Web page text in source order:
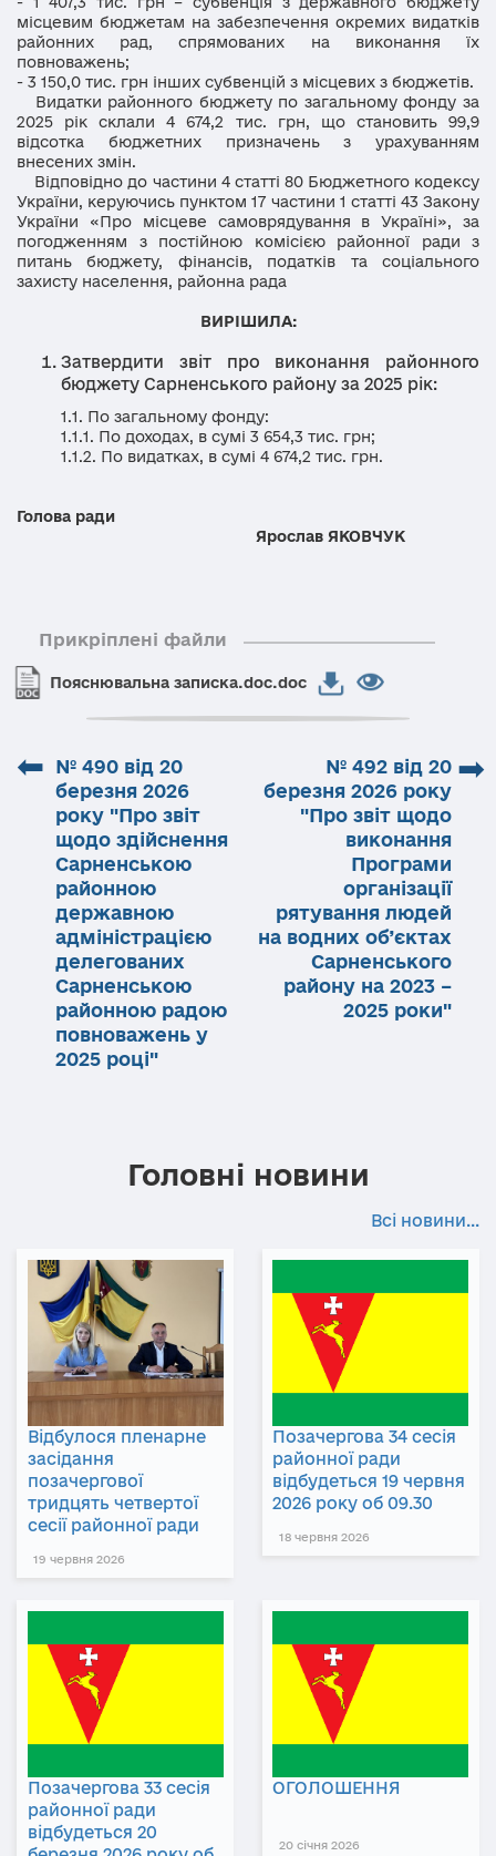
місцевим бюджетам на забезпечення окремих видатків
районних рад, спрямованих на виконання їх
повноважень;
- 3 150,0 тис. грн інших субвенцій з місцевих з бюджетів.
Видатки районного бюджету по загальному фонду за
2025 рік склали 4 674,2 тис. грн, що становить 99,9
відсотка бюджетних призначень з урахуванням
внесених змін.
Відповідно до частини 4 статті 80 Бюджетного кодексу
України, керуючись пунктом 17 частини 1 статті 43 Закону
України «Про місцеве самоврядування в Україні», за
погодженням з постійною комісією районної ради з
питань бюджету, фінансів, податків та соціального
захисту населення, районна рада
ВИРІШИЛА:
Затвердити звіт про виконання районного
бюджету Сарненського району за 2025 рік:
1.1. По загальному фонду:
1.1.1. По доходах, в сумі 3 654,3 тис. грн;
1.1.2. По видатках, в сумі 4 674,2 тис. грн.
Голова ради
Ярослав ЯКОВЧУК
Прикріплені файли
Пояснювальна записка.doc.doc
⬅
№ 490 від 20
березня 2026
року "Про звіт
щодо здійснення
Сарненською
районною
державною
адміністрацією
делегованих
Сарненською
районною радою
повноважень у
2025 році"
➡
№ 492 від 20
березня 2026 року
"Про звіт щодо
виконання
Програми
організації
рятування людей
на водних об’єктах
Сарненського
району на 2023 –
2025 роки"
Головні новини
Всі новини...
Відбулося пленарне
засідання
позачергової
тридцять четвертої
сесії районної ради
19 червня 2026
Позачергова 34 сесія
районної ради
відбудеться 19 червня
2026 року об 09.30
18 червня 2026
Позачергова 33 сесія
районної ради
відбудеться 20
ОГОЛОШЕННЯ
20 січня 2026